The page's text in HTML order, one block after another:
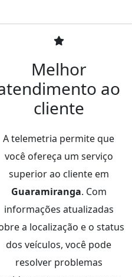
Melhor
ao
cliente
A telemetria permite que
você ofereça um serviço
superior ao cliente em
Guaramiranga. Com
informações atualizadas
a localização e o status
dos veículos, você pode
resolver problemas